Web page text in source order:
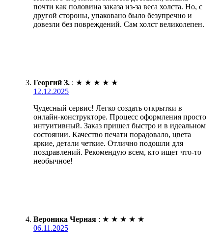
почти как половина заказа из-за веса холста. Но, с
другой стороны, упаковано было безупречно и
довезли без повреждений. Сам холст великолепен.
Георгий З. : ★ ★ ★ ★ ★
12.12.2025
Чудесный сервис! Легко создать открытки в
онлайн-конструкторе. Процесс оформления просто
интуитивный. Заказ пришел быстро и в идеальном
состоянии. Качество печати порадовало, цвета
яркие, детали четкие. Отлично подошли для
поздравлений. Рекомендую всем, кто ищет что-то
необычное!
Вероника Черная : ★ ★ ★ ★ ★
06.11.2025